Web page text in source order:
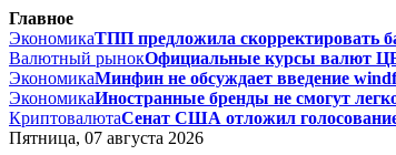
Главное
ЭкономикаТПП предложила скорректировать
Валютный рынокОфициальные курсы валют
ЭкономикаМинфин не обсуждает введение
ЭкономикаИностранные бренды не смогут
КриптовалютаСенат США отложил
Пятница, 07 августа 2026